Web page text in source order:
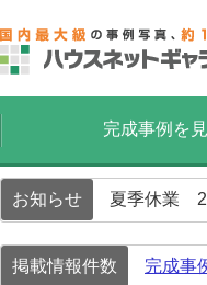
完成事例を
お知らせ 夏季休業
掲載情報件数 完成事